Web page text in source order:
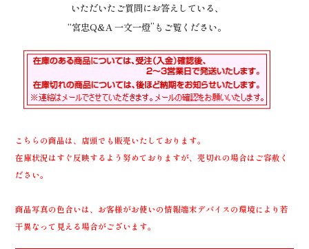
いただいたご質問にお答えしている、
“宮忠Q&A 一文一燈”もご覧ください。
こちらの商品は、店頭でも販売いたしております。
在庫状況はすぐ反映するよう努めておりますが、売切れの場合はご容赦く
ださい。
商品写真の色合いは、お客様がお使いの情報端末デバイスの環境により若
干異なって見える場合がございます。